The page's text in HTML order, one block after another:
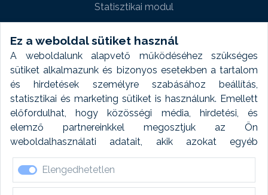
Ez a weboldal sütiket használ
A weboldalunk alapvető működéséhez szükséges
sütiket alkalmazunk és bizonyos esetekben a tartalom
és hirdetések személyre szabásához beállítás,
statisztikai és marketing sütiket is használunk. Emellett
előfordulhat, hogy közösségi média, hirdetési, és
elemző partnereinkkel megosztjuk az Ön
weboldalhasználati adatait, akik azokat egyéb
forrásokból gyűjtött adatokkal kombinálhatják. A sütik
elfogadásával kapcsolatosan naplózást végzünk és
ezen adatokat 6 hónap után automatikusan töröljük. A
Elengedhetetlen
Statisztikai modul
Weboldal modul
Fényképtár extra modul
Autómosó modul
Feladatütemezés